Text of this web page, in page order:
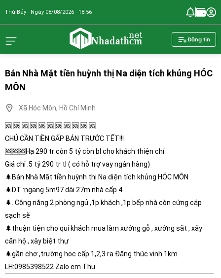
Thứ Bảy - Ngày 08/08/2026 - 18:56
Đăng tin
Bán Nhà Mặt tiền huỳnh thị Na diện tích khủng HÓC
MÔN
Xã Hóc Môn, Hồ Chí Minh
🆘 🆘 🆘 🆘 🆘 🆘 🆘 🆘 🆘 🆘 🆘
CHỦ CẦN TIỀN GẤP BÁN TRƯỚC TẾT!!!
🆘🆘🆘Hạ 290 tr còn 5 tỷ còn bl cho khách thiện chí
Giá chỉ .5 tỷ 290 tr tl ( có hỗ trợ vay ngân hàng)
🌲Bán Nhà Mặt tiền huỳnh thị Na diện tích khủng HÓC MÔN
🌲DT :ngang 5m97 dài 27m nhà cấp 4
🌲. Công năng 2 phòng ngủ ,1p khách ,1p bếp nhà còn cứng cáp
sạch sẽ
🌲thuận tiện cho quí khách mua làm xưởng gỗ , xưởng sắt , xây
căn hộ , xây biệt thự
🌲gần chợ ,trường học cấp 1,2,3 ra Đặng thúc vịnh 1km
LH:0985398522 Zalo em Thu